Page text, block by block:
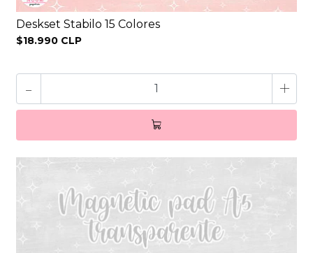
Deskset Stabilo 15 Colores
$18.990 CLP
- +